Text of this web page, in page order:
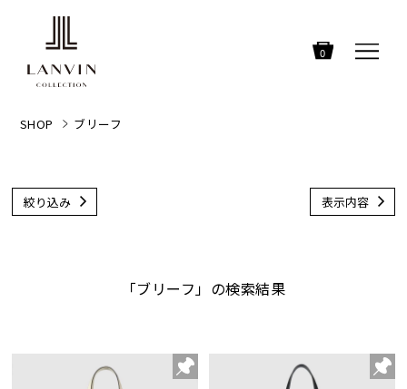
0
SHOP ブリーフ
絞り込み 表示内容
「ブリーフ」の検索結果